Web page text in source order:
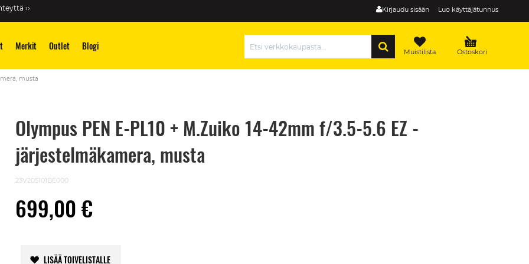
Kirjaudu sisään Luo käyttäjätunnus
››
Merkit Outlet Blogi Ostoskori
Muistilista
musta
Olympus PEN E-PL10 + M.Zuiko 14-42mm f/3.5-5.6 EZ -
järjestelmäkamera, musta
23V205101BE000
699,00 €
LISÄÄ TOIVELISTALLE